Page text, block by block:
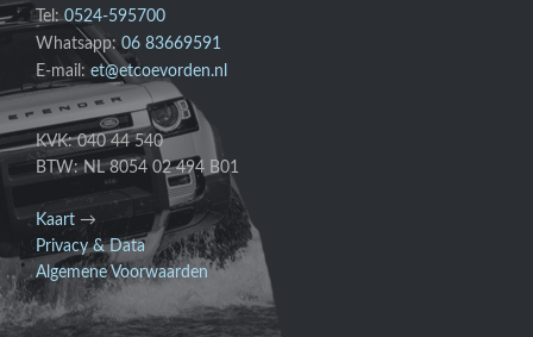
Tel:0524-595700
Whatsapp: 06 83669591
E-mail: et@etcoevorden.nl
KVK: 040 44 540
BTW: NL 8054 02 494 B01
Kaart →
Privacy & Data
Algemene Voorwaarden